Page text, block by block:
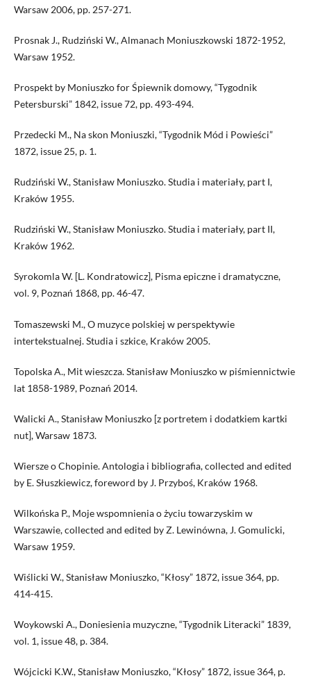
Warsaw 2006, pp. 257-271.
Prosnak J., Rudziński W., Almanach Moniuszkowski 1872-1952,
Warsaw 1952.
Prospekt by Moniuszko for Śpiewnik domowy, “Tygodnik
Petersburski” 1842, issue 72, pp. 493-494.
Przedecki M., Na skon Moniuszki, “Tygodnik Mód i Powieści”
1872, issue 25, p. 1.
Rudziński W., Stanisław Moniuszko. Studia i materiały, part I,
Kraków 1955.
Rudziński W., Stanisław Moniuszko. Studia i materiały, part II,
Kraków 1962.
Syrokomla W. [L. Kondratowicz], Pisma epiczne i dramatyczne,
vol. 9, Poznań 1868, pp. 46-47.
Tomaszewski M., O muzyce polskiej w perspektywie
intertekstualnej. Studia i szkice, Kraków 2005.
Topolska A., Mit wieszcza. Stanisław Moniuszko w piśmiennictwie
lat 1858-1989, Poznań 2014.
Walicki A., Stanisław Moniuszko [z portretem i dodatkiem kartki
nut], Warsaw 1873.
Wiersze o Chopinie. Antologia i bibliografia, collected and edited
by E. Słuszkiewicz, foreword by J. Przyboś, Kraków 1968.
Wilkońska P., Moje wspomnienia o życiu towarzyskim w
Warszawie, collected and edited by Z. Lewinówna, J. Gomulicki,
Warsaw 1959.
Wiślicki W., Stanisław Moniuszko, “Kłosy” 1872, issue 364, pp.
414-415.
Woykowski A., Doniesienia muzyczne, “Tygodnik Literacki” 1839,
vol. 1, issue 48, p. 384.
Wójcicki K.W., Stanisław Moniuszko, “Kłosy” 1872, issue 364, p.